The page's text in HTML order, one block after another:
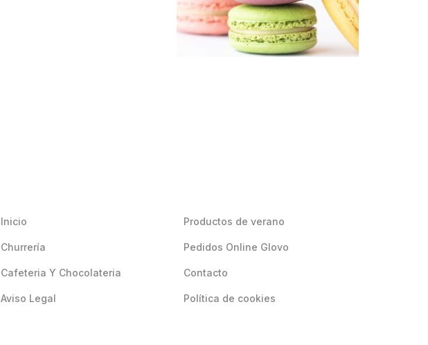
Inicio
Churrería
Cafeteria Y Chocolateria
Aviso Legal
Productos de verano
Pedidos Online Glovo
Contacto
Política de cookies